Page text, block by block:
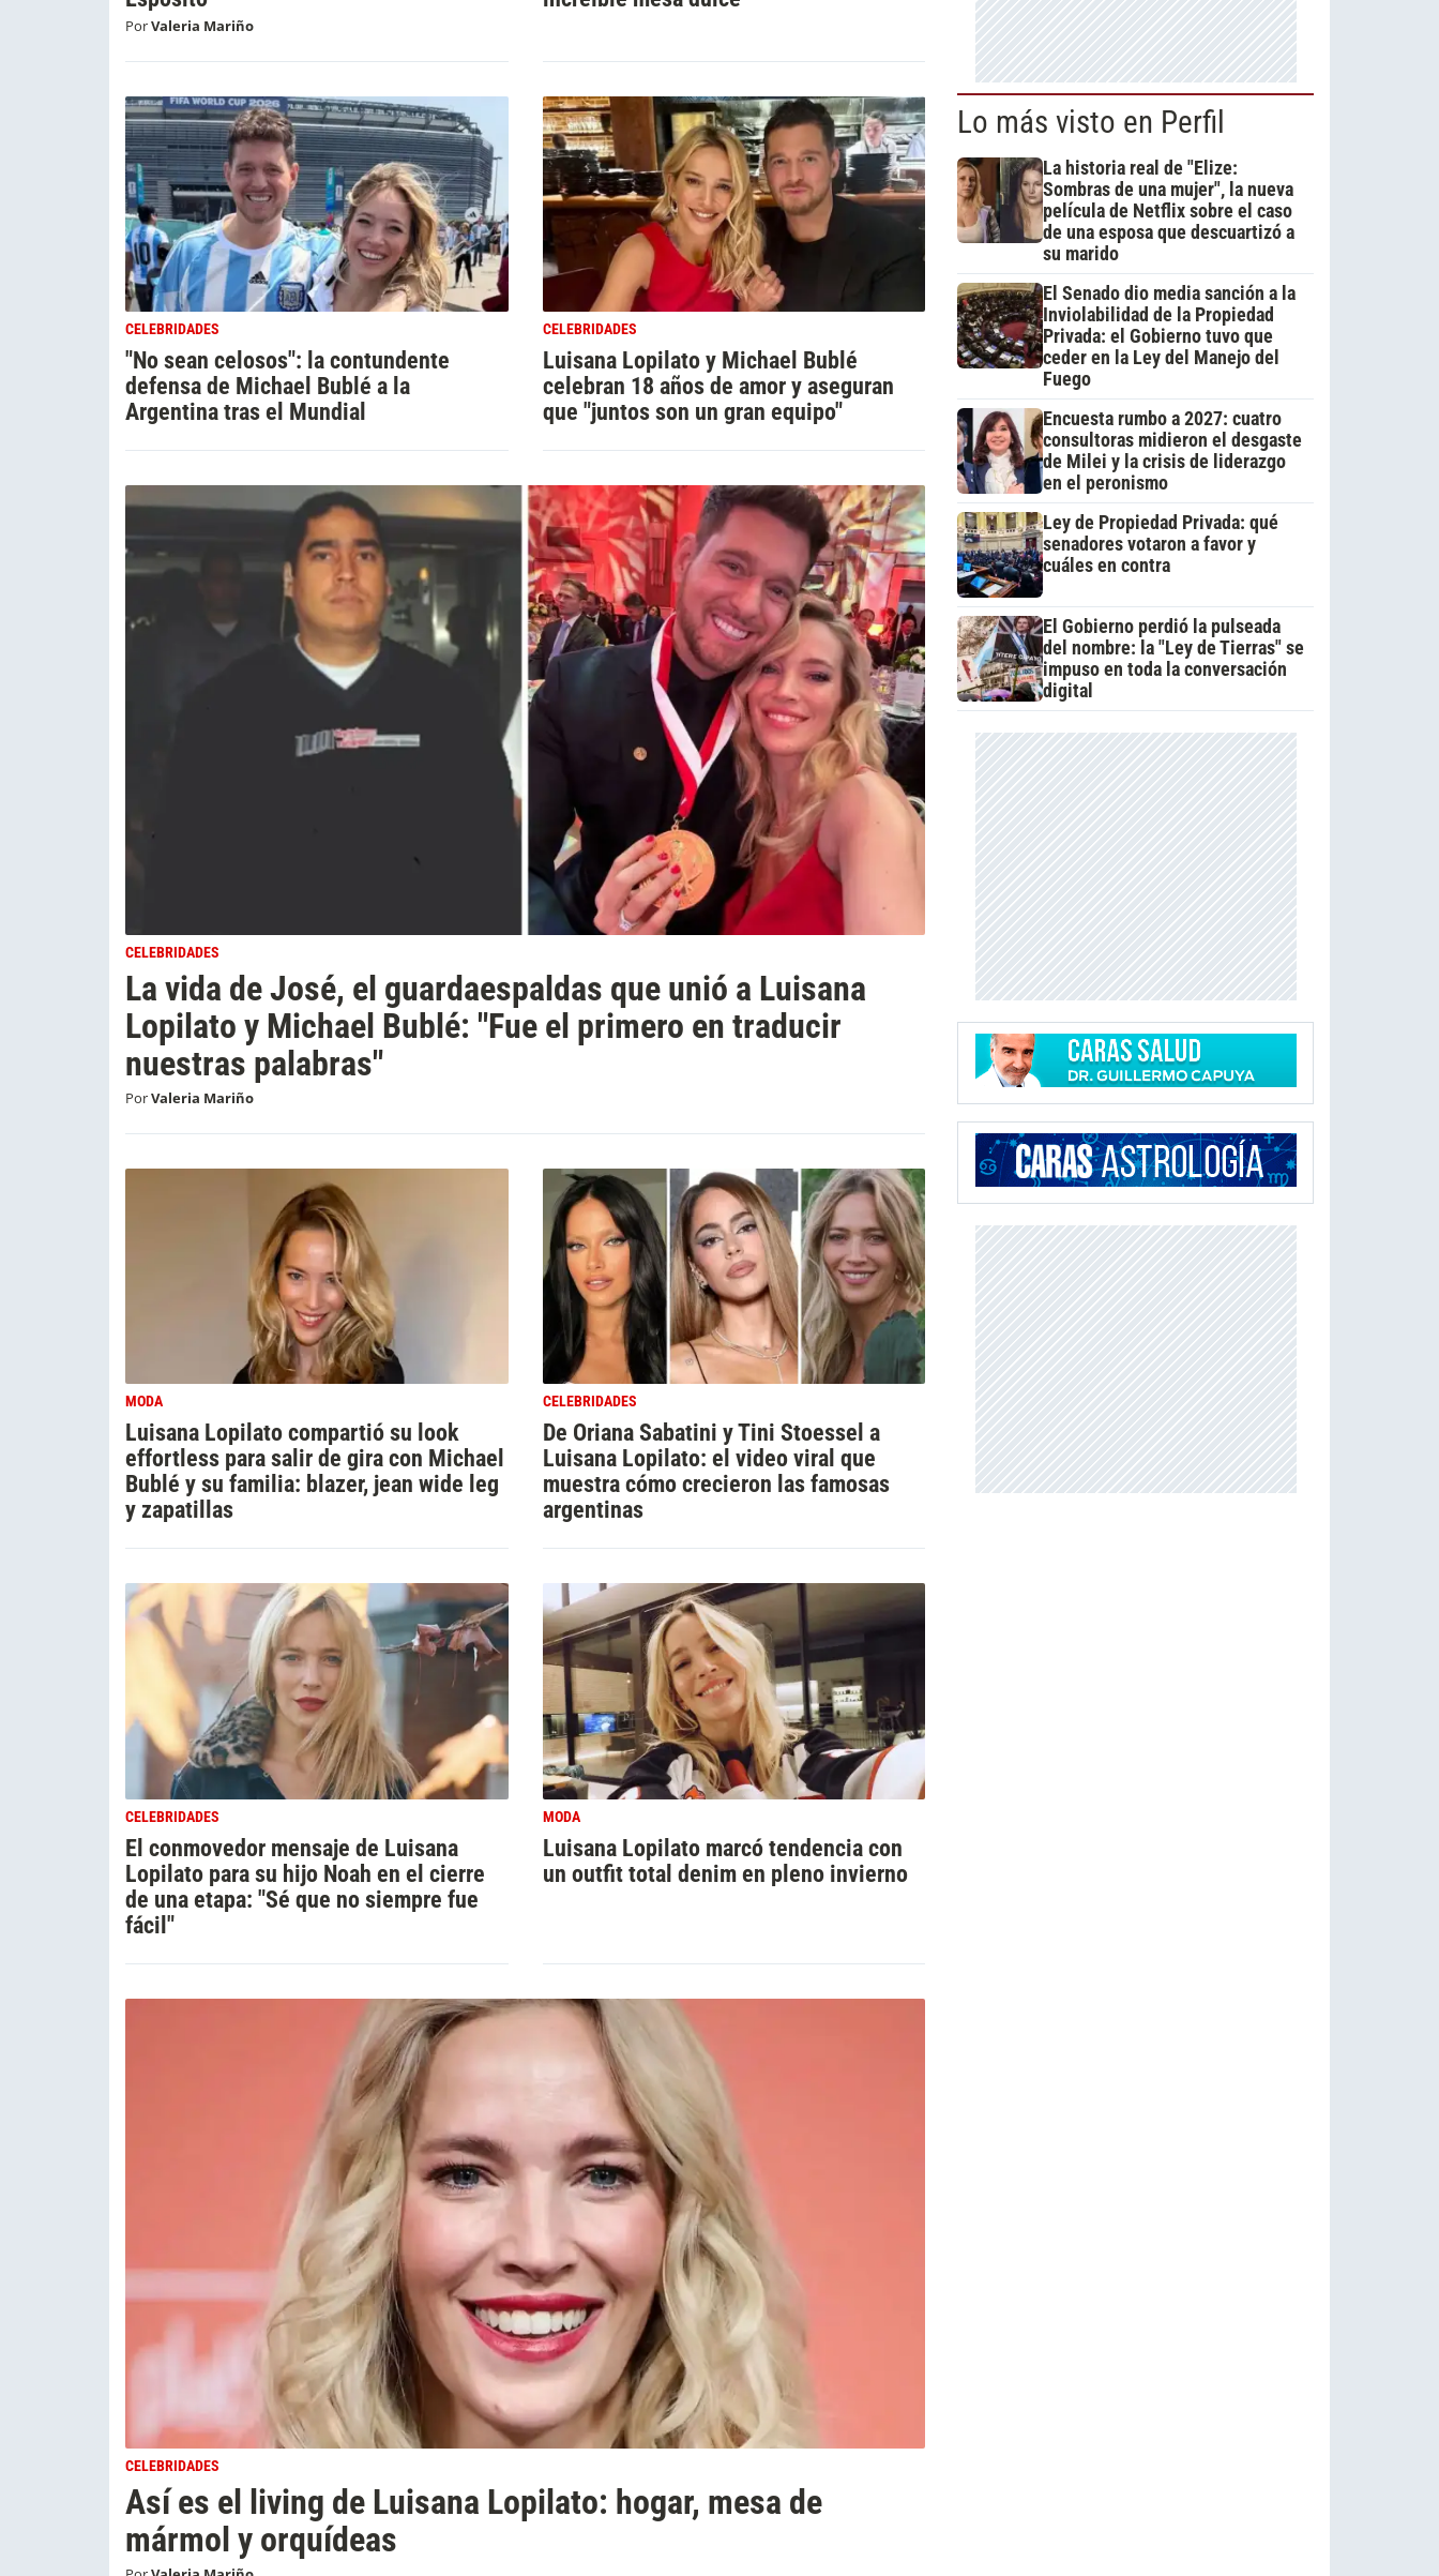
PorValeria Mariño
CELEBRIDADES
"No sean celosos": la contundente
defensa de Michael Bublé a la
Argentina tras el Mundial
CELEBRIDADES
Luisana Lopilato y Michael Bublé
celebran 18 años de amor y aseguran
que "juntos son un gran equipo"
CELEBRIDADES
La vida de José, el guardaespaldas que unió a Luisana
Lopilato y Michael Bublé: "Fue el primero en traducir
nuestras palabras"
PorValeria Mariño
MODA
Luisana Lopilato compartió su look
effortless para salir de gira con Michael
Bublé y su familia: blazer, jean wide leg
y zapatillas
CELEBRIDADES
De Oriana Sabatini y Tini Stoessel a
Luisana Lopilato: el video viral que
muestra cómo crecieron las famosas
argentinas
CELEBRIDADES
El conmovedor mensaje de Luisana
Lopilato para su hijo Noah en el cierre
de una etapa: "Sé que no siempre fue
fácil"
MODA
Luisana Lopilato marcó tendencia con
un outfit total denim en pleno invierno
CELEBRIDADES
Así es el living de Luisana Lopilato: hogar, mesa de
mármol y orquídeas
Lo más visto en Perfil
La historia real de "Elize:
Sombras de una mujer", la nueva
película de Netflix sobre el caso
de una esposa que descuartizó a
su marido
El Senado dio media sanción a la
Inviolabilidad de la Propiedad
Privada: el Gobierno tuvo que
ceder en la Ley del Manejo del
Fuego
Encuesta rumbo a 2027: cuatro
consultoras midieron el desgaste
de Milei y la crisis de liderazgo
en el peronismo
Ley de Propiedad Privada: qué
senadores votaron a favor y
cuáles en contra
El Gobierno perdió la pulseada
del nombre: la "Ley de Tierras" se
impuso en toda la conversación
digital